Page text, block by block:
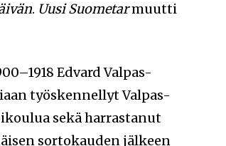
. Uusi Suometarmuutti
Edvard Valpas-
työskennellyt Valpas-
sekä harrastanut
sortokauden jälkeen